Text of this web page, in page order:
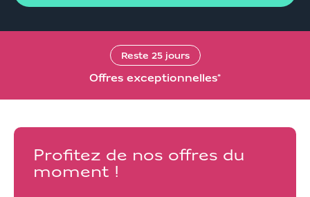
Reste 25jours
Offres exceptionnelles*
Profitez de nos offres du
moment !